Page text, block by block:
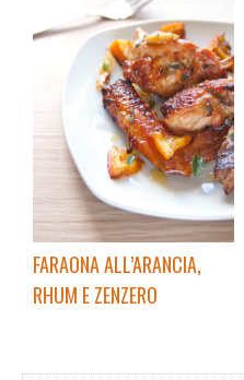
FARAONA ALL’ARANCIA,
RHUM E ZENZERO